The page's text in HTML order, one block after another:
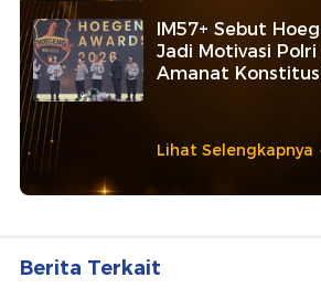
IM57+ Sebut
Jadi Motivasi Polri
Amanat
Lihat Selengkapnya
Berita Terkait